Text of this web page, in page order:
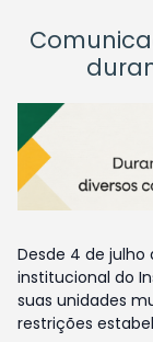
Desde 4 de
institucional do
suas unidades
restrições